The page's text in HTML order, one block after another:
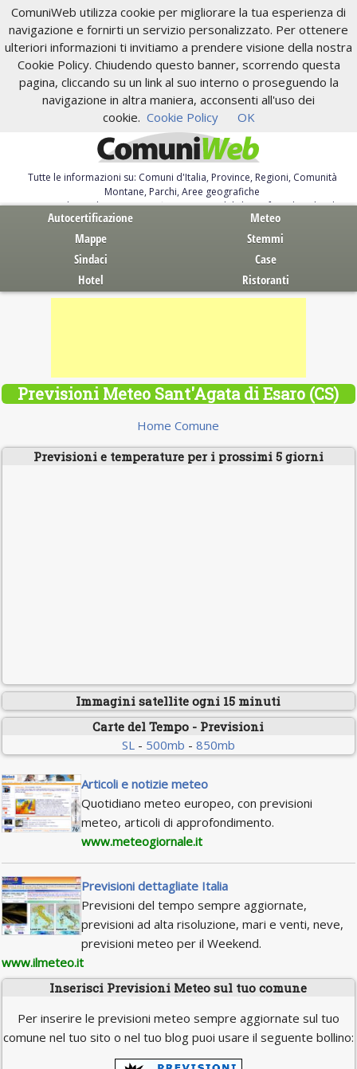
ComuniWeb utilizza cookie per migliorare la tua esperienza di
navigazione e fornirti un servizio personalizzato. Per ottenere
ulteriori informazioni ti invitiamo a prendere visione della nostra
Cookie Policy. Chiudendo questo banner, scorrendo questa
pagina, cliccando su un link al suo interno o proseguendo la
navigazione in altra maniera, acconsenti all'uso dei
cookie. Cookie Policy OK
Tutte le informazioni su: Comuni d'Italia, Province, Regioni, Comunità
Montane, Parchi, Aree geografiche
Servizi al Cittadino. Autocertificazione, moduli, leggi, free download
Autocertificazione
Meteo
Mappe
Stemmi
Sindaci
Case
Hotel
Ristoranti
Previsioni Meteo Sant'Agata di Esaro (CS)
Home Comune
Previsioni e temperature per i prossimi 5 giorni
Immagini satellite ogni 15 minuti
Carte del Tempo - Previsioni
SL- 500mb - 850mb
Articoli e notizie meteo
Quotidiano meteo europeo, con previsioni
meteo, articoli di approfondimento.
www.meteogiornale.it
Previsioni dettagliate Italia
Previsioni del tempo sempre aggiornate,
previsioni ad alta risoluzione, mari e venti, neve,
previsioni meteo per il Weekend.
www.ilmeteo.it
Inserisci Previsioni Meteo sul tuo comune
Per inserire le previsioni meteo sempre aggiornate sul tuo
comune nel tuo sito o nel tuo blog puoi usare il seguente bollino: